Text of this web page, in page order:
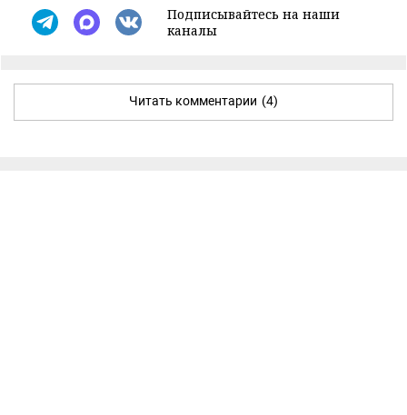
Подписывайтесь на наши
каналы
Читать комментарии (4)